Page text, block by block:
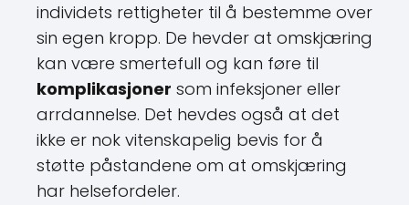
individets rettigheter til å bestemme over
sin egen kropp. De hevder at omskjæring
kan være smertefull og kan føre til
komplikasjoner som infeksjoner eller
arrdannelse. Det hevdes også at det
ikke er nok vitenskapelig bevis for å
støtte påstandene om at omskjæring
har helsefordeler.